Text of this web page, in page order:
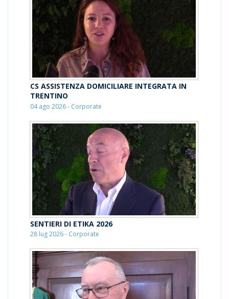
CS ASSISTENZA DOMICILIARE INTEGRATA IN
TRENTINO
04 ago 2026 - Corporate
SENTIERI DI ETIKA 2026
28 lug 2026 - Corporate